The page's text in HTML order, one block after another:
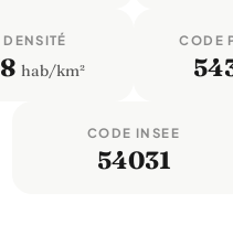
DENSITÉ
hab/km²
CODE
CODE INSEE
54031